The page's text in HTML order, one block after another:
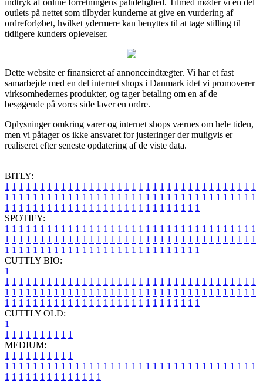
outlets på nettet som tilbyder kunderne at give en vurdering af
ordreforløbet, hvilket ydermere kan benyttes til at tage stilling til
tidligere kunders oplevelser.
Dette website er finansieret af annonceindtægter. Vi har et fast
samarbejde med en del internet shops i Danmark idet vi promoverer
virksomhedernes produkter, og tager betaling om en af de
besøgende på vores side laver en ordre.
Oplysninger omkring varer og internet shops værnes om hele tiden,
men vi påtager os ikke ansvaret for justeringer der muligvis er
realiseret efter seneste opdatering af de viste data.
BITLY:
1 1 1 1 1 1 1 1 1 1 1 1 1 1 1 1 1 1 1 1 1 1 1 1 1 1 1 1 1 1 1 1 1 1 1 1
1 1 1 1 1 1 1 1 1 1 1 1 1 1 1 1 1 1 1 1 1 1 1 1 1 1 1 1 1 1 1 1 1 1 1 1
1 1 1 1 1 1 1 1 1 1 1 1 1 1 1 1 1 1 1 1 1 1 1 1 1 1 1 1
SPOTIFY:
1 1 1 1 1 1 1 1 1 1 1 1 1 1 1 1 1 1 1 1 1 1 1 1 1 1 1 1 1 1 1 1 1 1 1 1
1 1 1 1 1 1 1 1 1 1 1 1 1 1 1 1 1 1 1 1 1 1 1 1 1 1 1 1 1 1 1 1 1 1 1 1
1 1 1 1 1 1 1 1 1 1 1 1 1 1 1 1 1 1 1 1 1 1 1 1 1 1 1 1
CUTTLY BIO:
1
1 1 1 1 1 1 1 1 1 1 1 1 1 1 1 1 1 1 1 1 1 1 1 1 1 1 1 1 1 1 1 1 1 1 1 1
1 1 1 1 1 1 1 1 1 1 1 1 1 1 1 1 1 1 1 1 1 1 1 1 1 1 1 1 1 1 1 1 1 1 1 1
1 1 1 1 1 1 1 1 1 1 1 1 1 1 1 1 1 1 1 1 1 1 1 1 1 1 1 1
CUTTLY OLD:
1
1 1 1 1 1 1 1 1 1 1
MEDIUM:
1 1 1 1 1 1 1 1 1 1
1 1 1 1 1 1 1 1 1 1 1 1 1 1 1 1 1 1 1 1 1 1 1 1 1 1 1 1 1 1 1 1 1 1 1 1
1 1 1 1 1 1 1 1 1 1 1 1 1 1